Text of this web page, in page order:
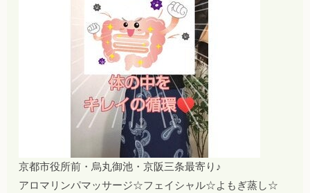
京都市役所前・烏丸御池・京阪三条最寄り♪
アロマリンパマッサージ☆フェイシャル☆よもぎ蒸し☆